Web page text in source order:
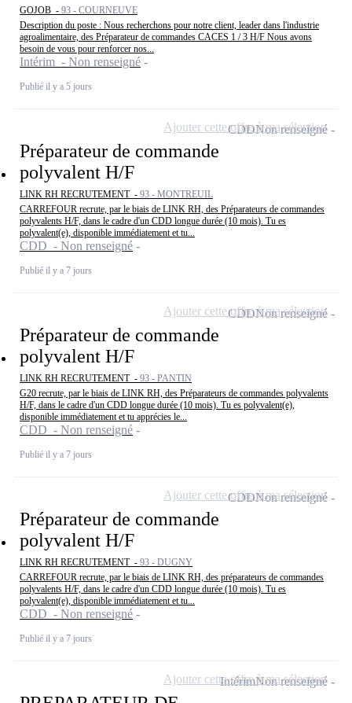
GOJOB - 93 - COURNEUVE
Description du poste : Nous recherchons pour notre client, leader dans l'industrie
agroalimentaire, des Préparateur de commandes CACES 1 / 3 H/F Nous avons
besoin de vous pour renforcer nos...
Intérim - Non renseigné
Publié il y a 5 jours
Préparateur de commande
polyvalent H/F
LINK RH RECRUTEMENT - 93 - MONTREUIL
CARREFOUR recrute, par le biais de LINK RH, des Préparateurs de commandes
polyvalents H/F, dans le cadre d'un CDD longue durée (10 mois). Tu es
polyvalent(e), disponible immédiatement et tu...
CDD - Non renseigné
Publié il y a 7 jours
CDDNon renseigné
Ajouter cette offre à ma sélection
Préparateur de commande
polyvalent H/F
LINK RH RECRUTEMENT - 93 - PANTIN
G20 recrute, par le biais de LINK RH, des Préparateurs de commandes polyvalents
H/F, dans le cadre d'un CDD longue durée (10 mois). Tu es polyvalent(e),
disponible immédiatement et tu apprécies le...
CDD - Non renseigné
Publié il y a 7 jours
CDDNon renseigné
Ajouter cette offre à ma sélection
Préparateur de commande
polyvalent H/F
LINK RH RECRUTEMENT - 93 - DUGNY
CARREFOUR recrute, par le biais de LINK RH, des préparateurs de commandes
polyvalents H/F, dans le cadre d'un CDD longue durée (10 mois). Tu es
polyvalent(e), disponible immédiatement et tu...
CDD - Non renseigné
Publié il y a 7 jours
CDDNon renseigné
Ajouter cette offre à ma sélection
IntérimNon renseigné
Ajouter cette offre à ma sélection